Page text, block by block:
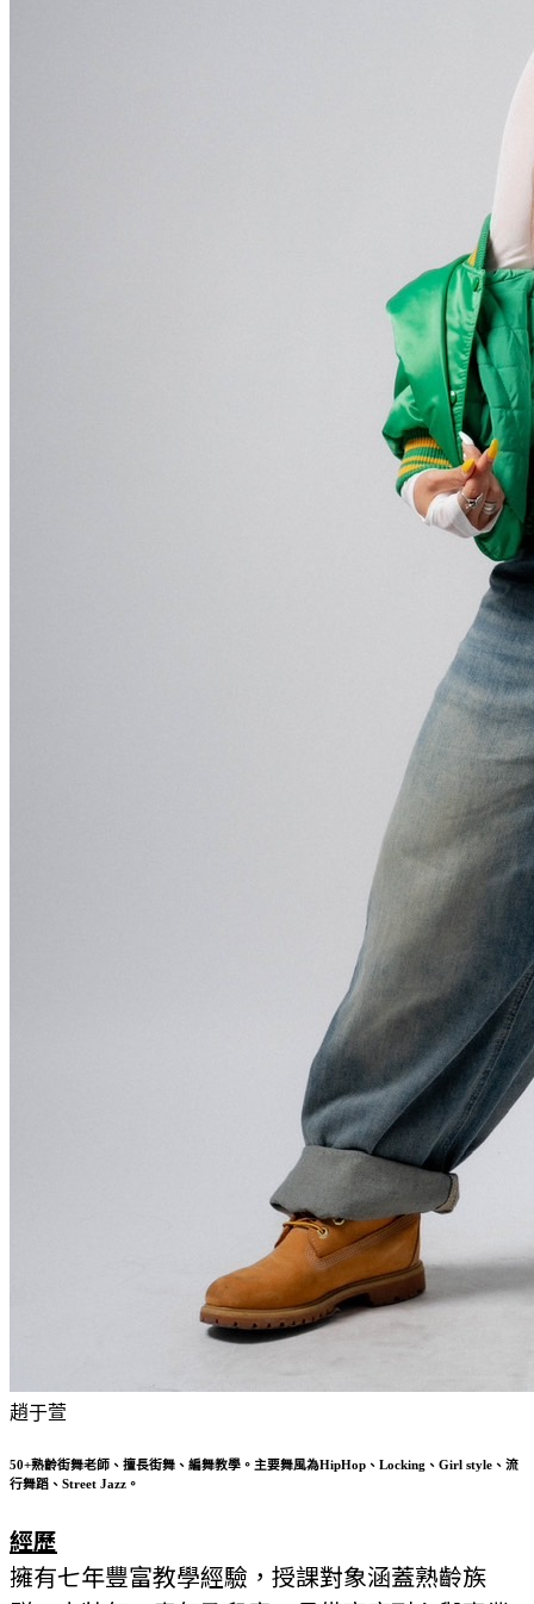
趙于萱
50+熟齡街舞老師、擅長街舞、編舞教學。主要舞風為HipHop、Locking、Girl style、流
行舞蹈、Street Jazz。
經歷
擁有七年豐富教學經驗，授課對象涵蓋熟齡族